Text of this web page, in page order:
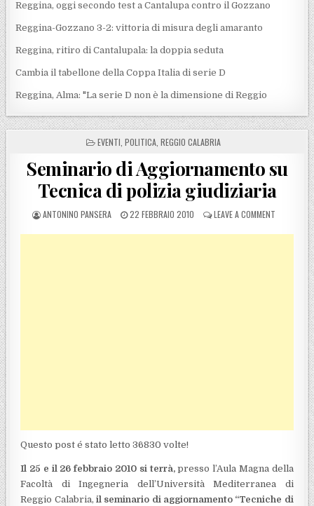
Reggina, oggi secondo test a Cantalupa contro il Gozzano
Reggina-Gozzano 3-2: vittoria di misura degli amaranto
Reggina, ritiro di Cantalupala: la doppia seduta
Cambia il tabellone della Coppa Italia di serie D
Reggina, Alma: "La serie D non è la dimensione di Reggio
POSTED IN
EVENTI POLITICA REGGIO CALABRIA
Seminario di Aggiornamento su
Tecnica di polizia giudiziaria
POSTED BY
ANTONINO PANSERA POSTED ON
22 FEBBRAIO 2010 LEAVE A COMMENTON
Questo post é stato letto 36830 volte!
Il 25 e il 26 febbraio 2010 si terrà,presso l’Aula Magna della
Facoltà di Ingegneria dell’Università Mediterranea di
Reggio Calabria,il seminario di aggiornamento “Tecniche di